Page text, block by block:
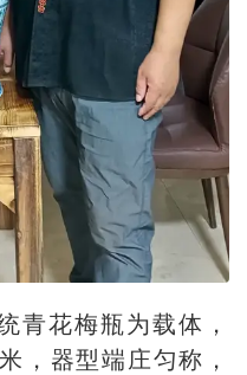
青花梅瓶为载体，
，器型端庄匀称，